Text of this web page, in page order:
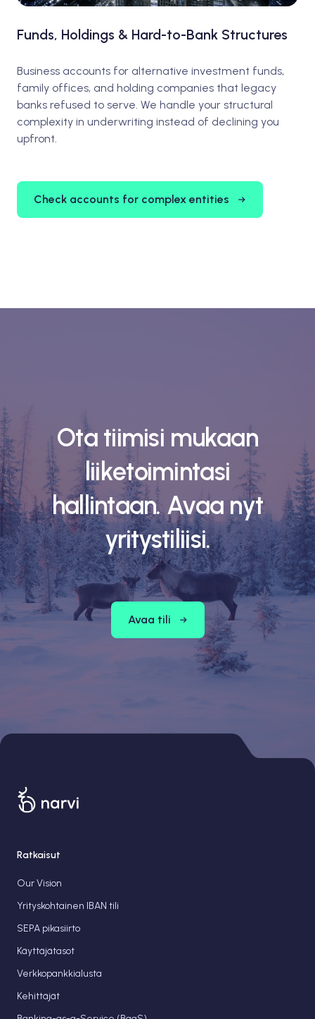
Funds, Holdings & Hard-to-Bank Structures
Business accounts for alternative investment funds,
family offices, and holding companies that legacy
banks refused to serve. We handle your structural
complexity in underwriting instead of declining you
upfront.
Check accounts for complex entities
Ota tiimisi mukaan
liiketoimintasi
hallintaan. Avaa nyt
yritystiliisi.
Avaa tili
Ratkaisut
Our Vision
Yrityskohtainen IBAN tili
SEPA pikasiirto
Käyttäjätasot
Verkkopankkialusta
Kehittäjät